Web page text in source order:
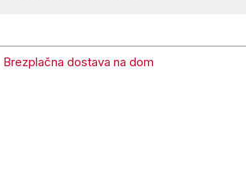
Brezplačna dostava na dom
dostava na dom